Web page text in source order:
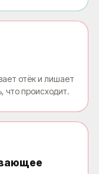
отёк и лишает
что происходит.